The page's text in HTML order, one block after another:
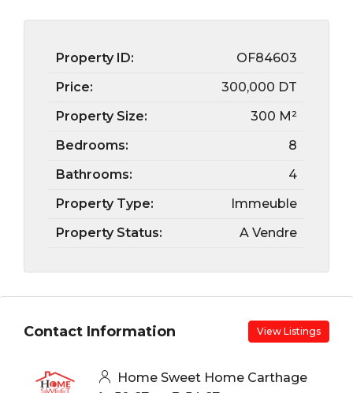
Property ID:
OF84603
Price:
300,000 DT
Property Size:
300 M²
Bedrooms:
8
Bathrooms:
4
Property Type:
Immeuble
Property Status:
A Vendre
Contact Information View Listings
Home Sweet Home Carthage